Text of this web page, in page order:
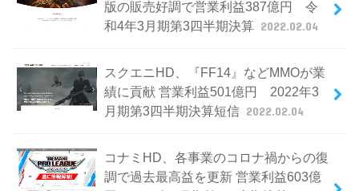
版の販売好調で営業利益387億円 令
和4年3月期第3四半期決算 2022.02.04
スクエニHD、『FF14』などMMOが業
績に貢献 営業利益501億円 2022年3
月期第3四半期決算短信 2022.02.04
コナミHD、各事業のコロナ禍からの復
調で過去最高益を更新 営業利益603億